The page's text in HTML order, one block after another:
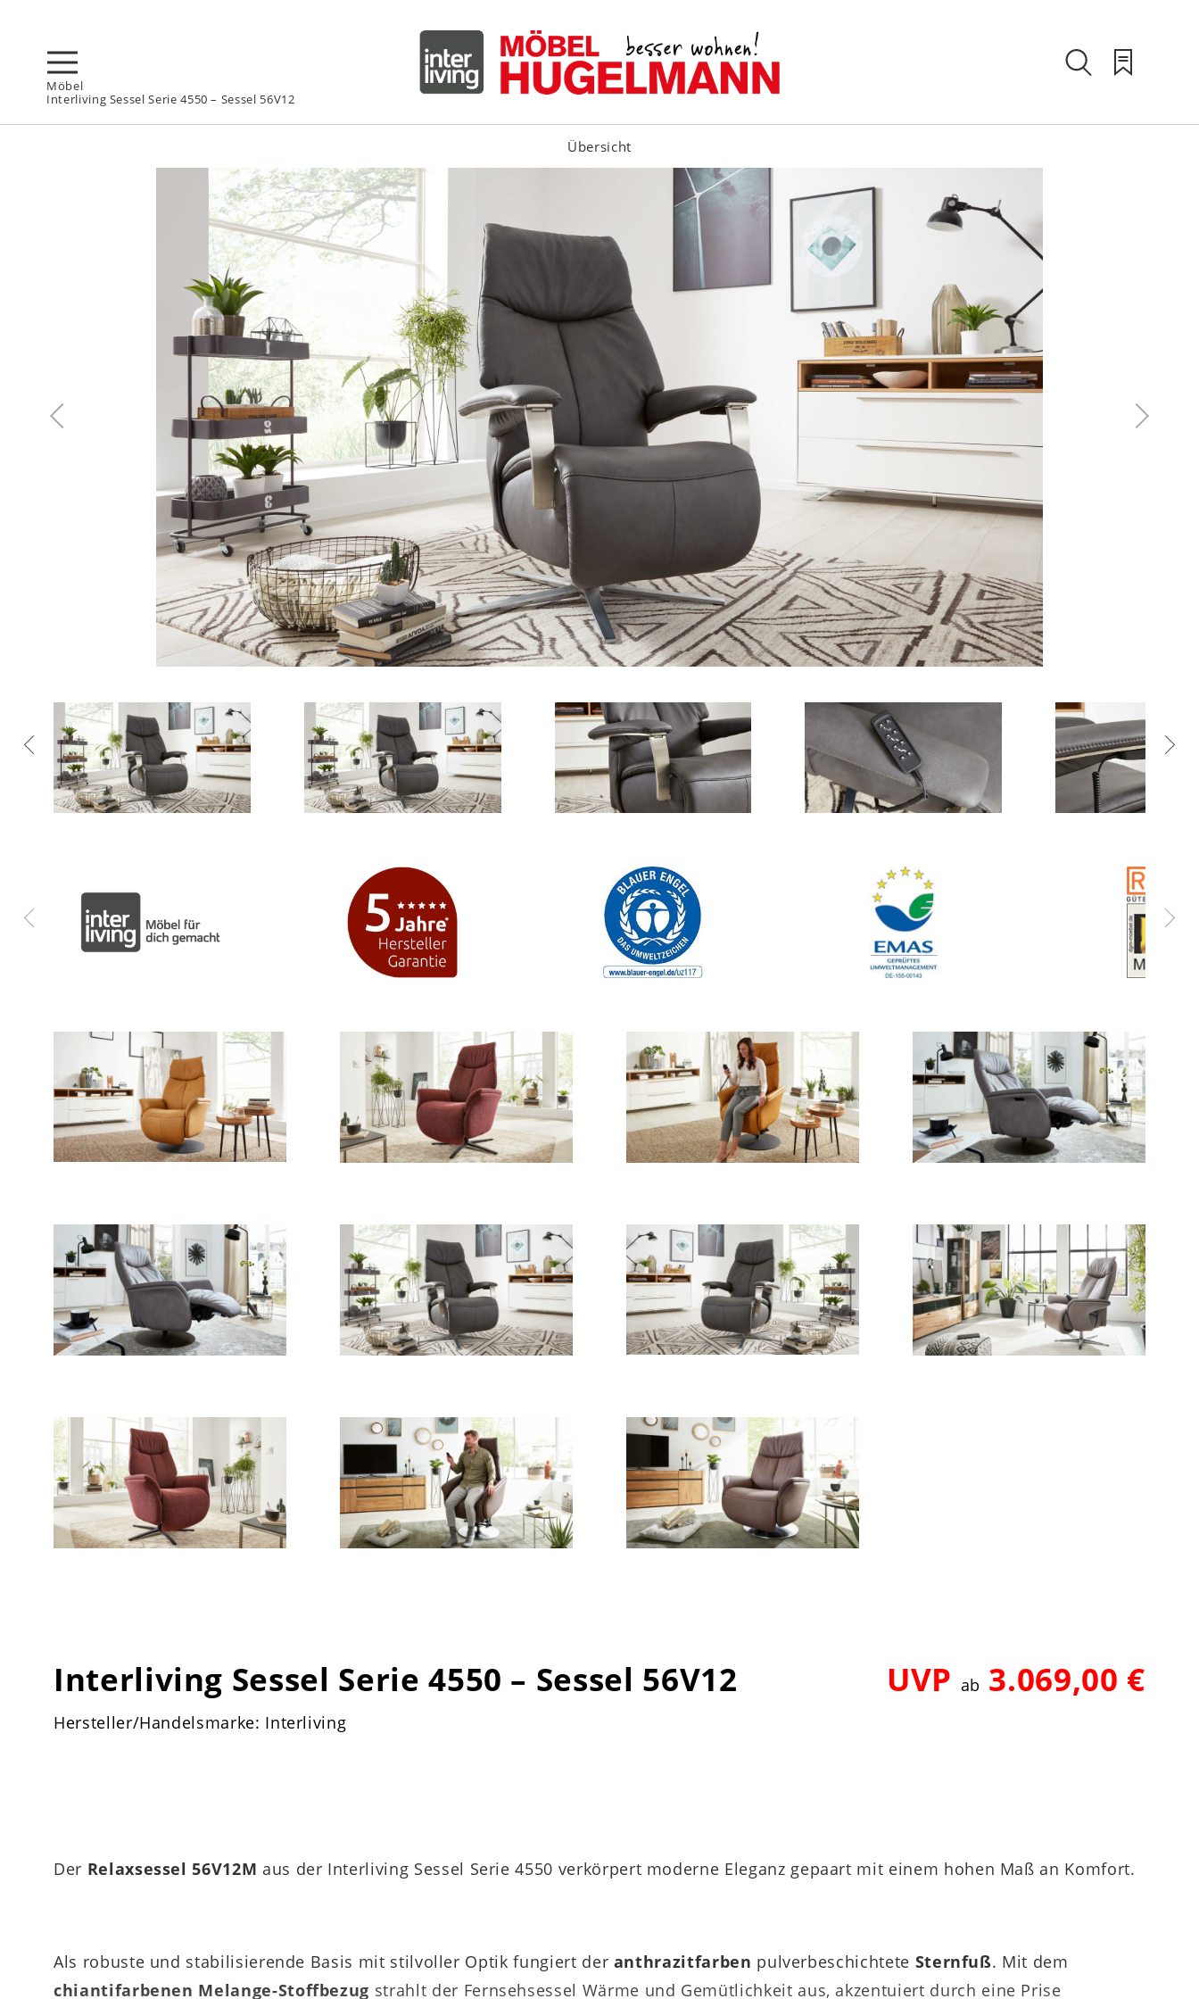
Möbel
Interliving Sessel Serie 4550 – Sessel 56V12
Übersicht
Interliving Sessel Serie 4550 – Sessel 56V12 UVP ab 3.069,00 €
Hersteller/Handelsmarke: Interliving
Der Relaxsessel 56V12M aus der Interliving Sessel Serie 4550 verkörpert moderne Eleganz gepaart mit einem hohen Maß an Komfort.
Als robuste und stabilisierende Basis mit stilvoller Optik fungiert der anthrazitfarben pulverbeschichtete Sternfuß. Mit dem
chiantifarbenen Melange-Stoffbezug strahlt der Fernsehsessel Wärme und Gemütlichkeit aus, akzentuiert durch eine Prise